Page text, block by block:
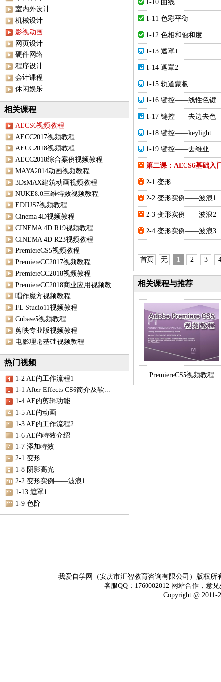
室内外设计
机械设计
影视动画
网页设计
硬件网络
程序设计
会计课程
休闲娱乐
相关课程
AECS6视频教程
AECC2017视频教程
AECC2018视频教程
AECC2018综合案例视频教程
MAYA2014动画视频教程
3DsMAX建筑动画视频教程
NUKE8.0三维特效视频教程
EDIUS7视频教程
Cinema 4D视频教程
CINEMA 4D R19视频教程
CINEMA 4D R23视频教程
PremiereCS5视频教程
PremiereCC2017视频教程
PremiereCC2018视频教程
PremiereCC2018商业应用视频教...
唱作魔方视频教程
FL Studio11视频教程
Cubase5视频教程
剪映专业版视频教程
电影理论基础视频教程
热门视频
1-2 AE的工作流程1
1-1 After Effects CS6简介及软...
1-4 AE的剪辑功能
1-5 AE的动画
1-3 AE的工作流程2
1-6 AE的特效介绍
1-7 添加特效
2-1 变形
1-8 阴影高光
2-2 变形实例——波浪1
1-13 遮罩1
1-9 色阶
1-10 曲线
1-11 色彩平衡
1-12 色相和饱和度
1-13 遮罩1
1-14 遮罩2
1-15 轨道蒙板
1-16 键控——线性色键
1-17 键控——去边去色
1-18 键控——keylight
1-19 键控——去维亚
第二课：AECS6基础入
2-1 变形
2-2 变形实例——波浪1
2-3 变形实例——波浪2
2-4 变形实例——波浪3
首页 无 1 2 3 4
相关课程与推荐
PremiereCS5视频教程
我爱自学网（安庆市汇智教育咨询有限公司）版权
客服QQ：1760002012 网站合作，意
Copyright @